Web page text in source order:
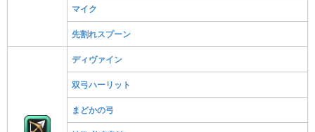
マイク
先割れスプーン
ディヴァイン
双弓ハーリット
まどかの弓